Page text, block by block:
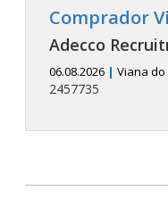
Comprador
Adecco
06.08.2026 | Viana do
2457735